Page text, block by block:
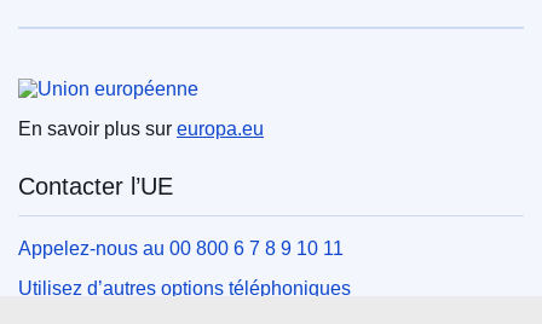
En savoir plus sur europa.eu
Contacter l’UE
Appelez-nous au 00 800 6 7 8 9 10 11
Utilisez d’autres options téléphoniques